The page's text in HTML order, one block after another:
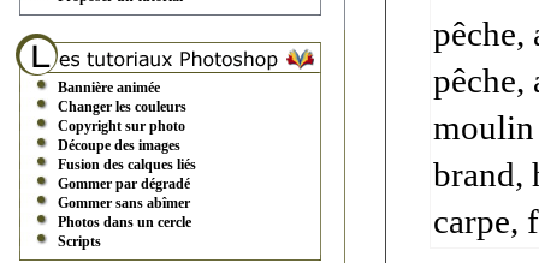
Bannière animée
Changer les couleurs
Copyright sur photo
Découpe des images
Fusion des calques liés
Gommer par dégradé
Gommer sans abîmer
Photos dans un cercle
Scripts
pêche,
pêche,
moulin
brand,
carpe,